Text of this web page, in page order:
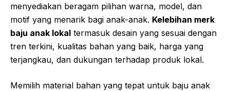
menyediakan beragam pilihan warna, model, dan
motif yang menarik bagi anak-anak. Kelebihan merk
baju anak lokal termasuk desain yang sesuai dengan
tren terkini, kualitas bahan yang baik, harga yang
terjangkau, dan dukungan terhadap produk lokal.
Memilih material bahan yang tepat untuk baju anak